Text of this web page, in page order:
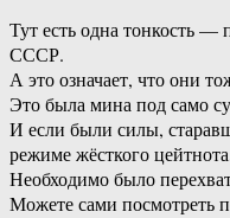
Тут есть одна тонкость
СССР.
А это означает, что они
Это была мина под само
И если были силы,
режиме жёсткого
Необходимо было
Можете сами посмотреть